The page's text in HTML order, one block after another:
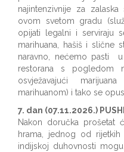
najintenzivnije za
ovom svetom gradu
opijati legalni i serviraju
marihuana, hašiš i slične
naravno, nećemo pasti
restorana s pogledom
osvježavajući
marihuanom) i tako se
7. dan (07.11.2026.)
Nakon doručka prošetat
hrama, jednog od
indijskoj duhovnosti